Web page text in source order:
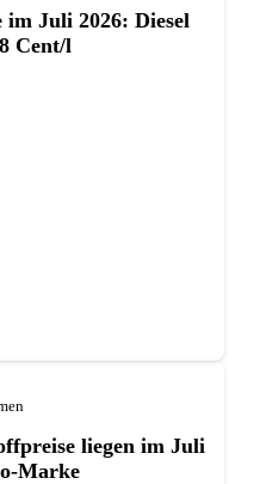
Juli 2026: Diesel
Cent/l
liegen im Juli
Marke